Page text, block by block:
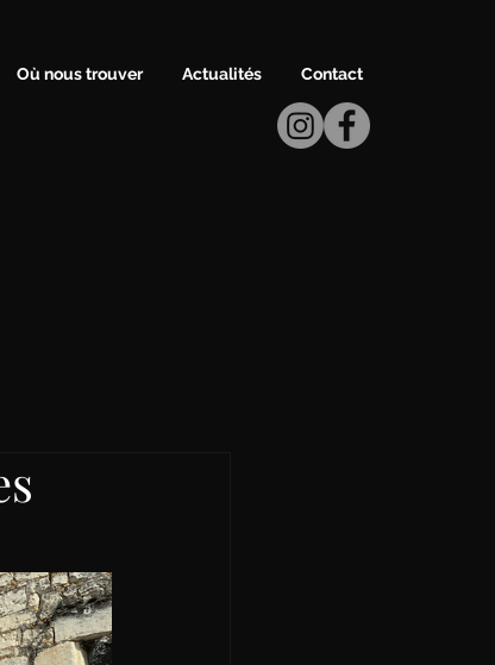
Où nous trouver Actualités Contact